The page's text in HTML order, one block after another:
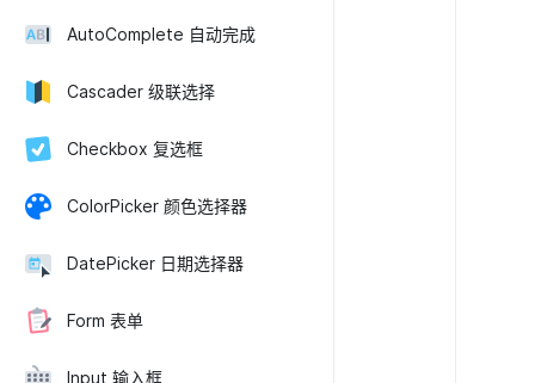
AutoComplete 自动完成
Cascader 级联选择
Checkbox 复选框
ColorPicker 颜色选择器
DatePicker 日期选择器
Form 表单
Input 输入框